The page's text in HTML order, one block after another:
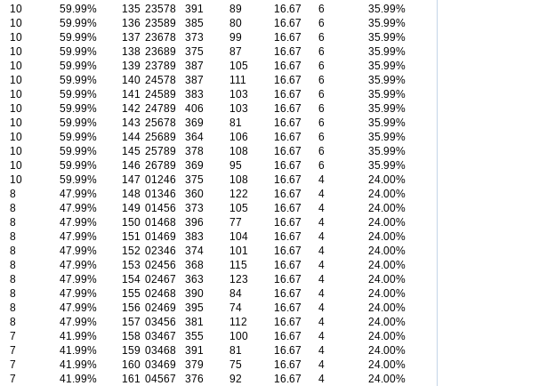
10
59.99%
10
59.99%
10
59.99%
10
59.99%
10
59.99%
10
59.99%
10
59.99%
10
59.99%
10
59.99%
10
59.99%
10
59.99%
10
59.99%
10
59.99%
8
47.99%
8
47.99%
8
47.99%
8
47.99%
8
47.99%
8
47.99%
8
47.99%
8
47.99%
8
47.99%
8
47.99%
7
41.99%
7
41.99%
7
41.99%
7
41.99%
135 23578 391 89 16.67 6
35.99%
136 23589 385 80 16.67 6
35.99%
137 23678 373 99 16.67 6
35.99%
138 23689 375 87 16.67 6
35.99%
139 23789 387 105 16.67 6
35.99%
140 24578 387 111 16.67 6
35.99%
141 24589 383 103 16.67 6
35.99%
142 24789 406 103 16.67 6
35.99%
143 25678 369 81 16.67 6
35.99%
144 25689 364 106 16.67 6
35.99%
145 25789 378 108 16.67 6
35.99%
146 26789 369 95 16.67 6
35.99%
147 01246 375 108 16.67 4
24.00%
148 01346 360 122 16.67 4
24.00%
149 01456 373 105 16.67 4
24.00%
150 01468 396 77 16.67 4
24.00%
151 01469 383 104 16.67 4
24.00%
152 02346 374 101 16.67 4
24.00%
153 02456 368 115 16.67 4
24.00%
154 02467 363 123 16.67 4
24.00%
155 02468 390 84 16.67 4
24.00%
156 02469 395 74 16.67 4
24.00%
157 03456 381 112 16.67 4
24.00%
158 03467 355 100 16.67 4
24.00%
159 03468 391 81 16.67 4
24.00%
160 03469 379 75 16.67 4
24.00%
161 04567 376 92 16.67 4
24.00%